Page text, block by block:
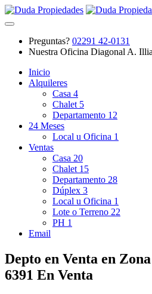
Preguntas? 02291 42-0131
Nuestra Oficina Diagonal A.
Inicio
Alquileres
Casa 4
Chalet 5
Departamento 12
24 Meses
Local u Oficina 1
Ventas
Casa 20
Chalet 15
Departamento 28
Dúplex 3
Local u Oficina 1
Lote o Terreno 22
PH 1
Email
Depto en Venta en
6391 En Venta